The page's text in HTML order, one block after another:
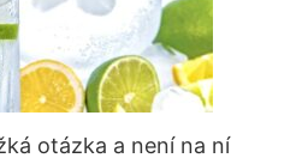
otázka a není na ní